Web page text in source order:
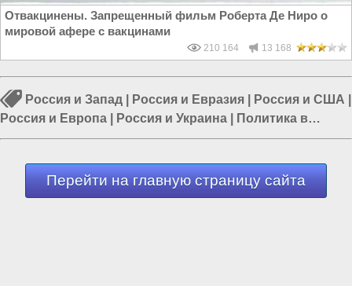
Отвакцинены. Запрещенный фильм Роберта Де Ниро о
мировой афере с вакцинами
210 164 13 168
Россия и Запад Россия и Евразия Россия и США
Россия и Европа
Россия и Украина
Политика в
России|Власть в РФ
Перейти на главную страницу сайта